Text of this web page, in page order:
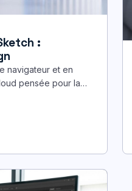
:
navigateur et en
pensée pour la